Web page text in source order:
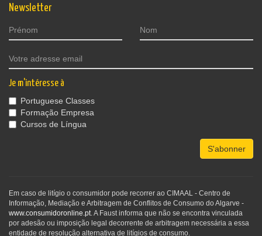
Newsletter
Je m'intéresse à
Portuguese Classes
Formação Empresa
Cursos de Língua
S'abonner
Em caso de litígio o consumidor pode recorrer ao CIMAAL - Centro de
Informação, Mediação e Arbitragem de Conflitos de Consumo do Algarve -
www.consumidoronline.pt. A Faust informa que não se encontra vinculada
por adesão ou imposição legal decorrente de arbitragem necessária a essa
entidade de resolução alternativa de litígios de consumo.